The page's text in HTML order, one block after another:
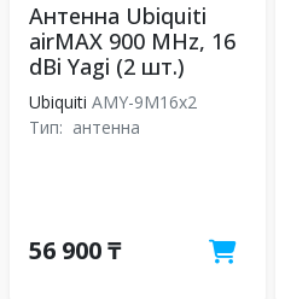
Антенна Ubiquiti
airMAX 900 MHz, 16
dBi Yagi (2 шт.)
Ubiquiti AMY-9M16x2
Тип: антенна
56 900 ₸